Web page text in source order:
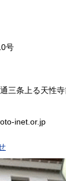
円 広島県
円
円 福岡県
号
三条上る天性
inet.or.jp